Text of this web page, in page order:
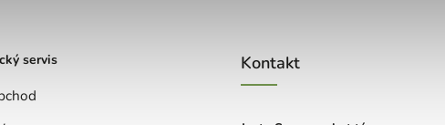
servis Kontakt